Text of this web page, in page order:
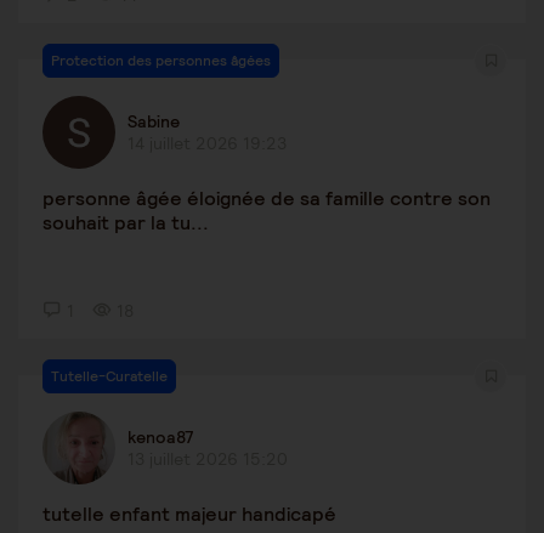
Protection des personnes âgées
Sabine
personne âgée éloignée de sa famille contre son
souhait par la tu...
Tutelle-Curatelle
kenoa87
tutelle enfant majeur handicapé